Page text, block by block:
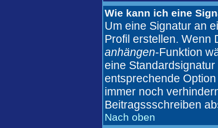
Wie kann ich eine
Um eine Signatur an
Profil erstellen. Wenn
anhängen-Funktion
eine
entsprechende
immer noch
Beitragssschreiben
Nach oben